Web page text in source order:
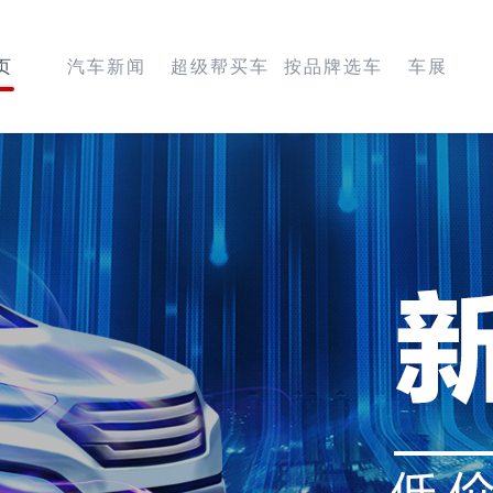
汽车新闻 超级帮买车 按品牌选车 车展